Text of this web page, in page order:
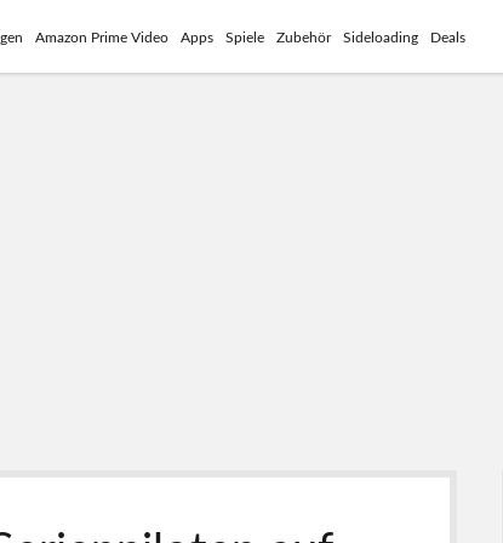
Amazon Prime Video Apps Spiele Zubehör Sideloading Deals